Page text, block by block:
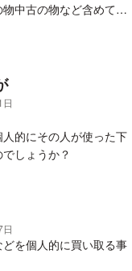
中古の物など含めて小
います。
的にその人が使った下
しょうか？
を個人的に買い取る事